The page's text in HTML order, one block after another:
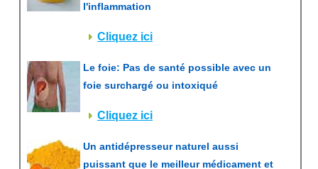
l'inflammation
Cliquez ici
Le foie: Pas de santé possible avec un
foie surchargé ou intoxiqué
Cliquez ici
Un antidépresseur naturel aussi
puissant que le meilleur médicament et